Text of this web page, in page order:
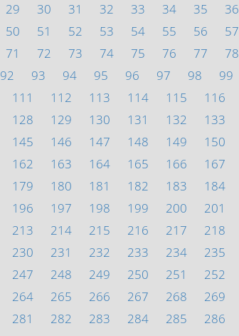
29 30 31 32 33 34 35 36
50 51 52 53 54 55 56 57
71 72 73 74 75 76 77 78
92 93 94 95 96 97 98 99
111 112 113 114 115 116
128 129 130 131 132 133
145 146 147 148 149 150
162 163 164 165 166 167
179 180 181 182 183 184
196 197 198 199 200 201
213 214 215 216 217 218
230 231 232 233 234 235
247 248 249 250 251 252
264 265 266 267 268 269
281 282 283 284 285 286